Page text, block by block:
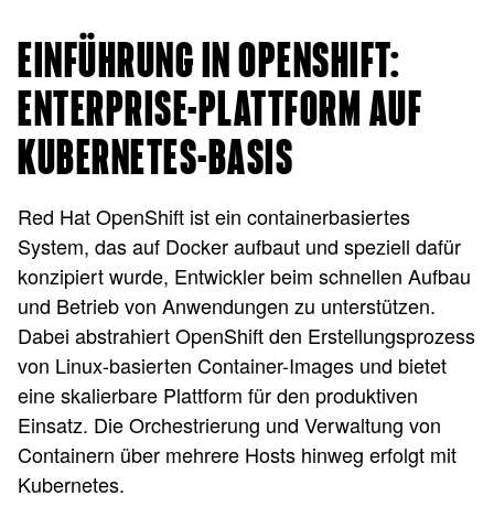
EINFÜHRUNG IN OPENSHIFT:
ENTERPRISE-PLATTFORM AUF
KUBERNETES-BASIS
Red Hat OpenShift ist ein containerbasiertes
System, das auf Docker aufbaut und speziell dafür
konzipiert wurde, Entwickler beim schnellen Aufbau
und Betrieb von Anwendungen zu unterstützen.
Dabei abstrahiert OpenShift den Erstellungsprozess
von Linux-basierten Container-Images und bietet
eine skalierbare Plattform für den produktiven
Einsatz. Die Orchestrierung und Verwaltung von
Containern über mehrere Hosts hinweg erfolgt mit
Kubernetes.